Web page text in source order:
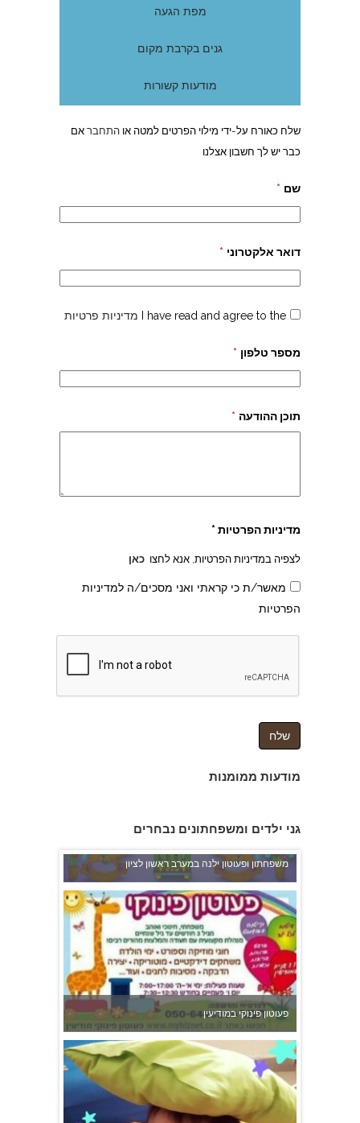
מפת הגעה
גנים בקרבת מקום
מודעות קשורות
שלח כאורח על-ידי מילוי הפרטים למטה או התחבראם
כבר יש לך חשבון אצלנו
שם *
דואר אלקטרוני *
I have read and agree to the מדיניות פרטיות
מספר טלפון *
תוכן ההודעה *
מדיניות הפרטיות *
לצפיה במדיניות הפרטיות, אנא לחצו כאן
מאשר/ת כי קראתי ואני מסכים/ה למדיניות
הפרטיות
מודעות ממומנות
גני ילדים ומשפחתונים נבחרים
משפחתון ופעוטון ילנה במערב ראשון לציון
פעוטון פינוקי במודיעין